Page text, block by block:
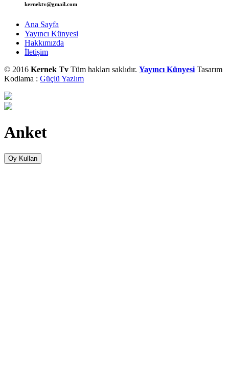
kernektv@gmail.com
Ana Sayfa
Yayıncı Künyesi
Hakkımızda
İletişim
© 2016 Kernek Tv Tüm hakları saklıdır. Yayıncı Künyesi Tasarım
Kodlama : Güçlü Yazlım
Anket